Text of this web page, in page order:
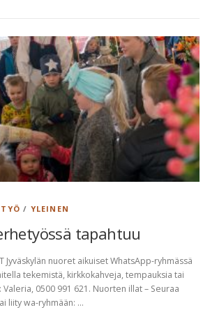
/ YLEINEN
tapahtuu
Jyväskylän nuoret aikuiset WhatsApp-ryhmässä
tekemistä, kirkkokahveja, tempauksia tai
Valeria, 0500 991 621. Nuorten illat – Seuraa
liity wa-ryhmään: …